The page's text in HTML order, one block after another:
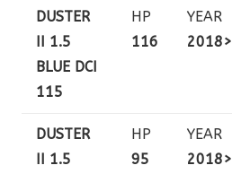
DUSTER
II 1.5
BLUE DCI
115
HP
116
YEAR
2018>
DUSTER
II 1.5
HP
95
YEAR
2018>